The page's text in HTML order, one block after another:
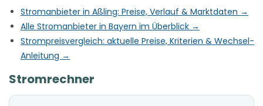
Stromanbieter in Aßling: Preise, Verlauf & Marktdaten →
Alle Stromanbieter in Bayern im Überblick →
Strompreisvergleich: aktuelle Preise, Kriterien & Wechsel-
Anleitung →
Stromrechner